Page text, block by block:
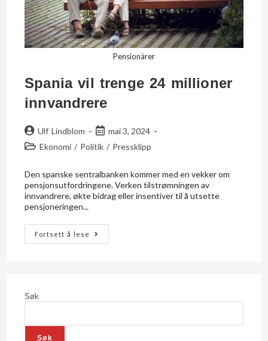
Pensionärer
Spania vil trenge 24 millioner
innvandrere
Ulf Lindblom
mai 3, 2024
Ekonomi / Politik / Pressklipp
Den spanske sentralbanken kommer med en vekker om
pensjonsutfordringene. Verken tilstrømningen av
innvandrere, økte bidrag eller insentiver til å utsette
pensjoneringen...
Fortsett å lese
Søk
Søk